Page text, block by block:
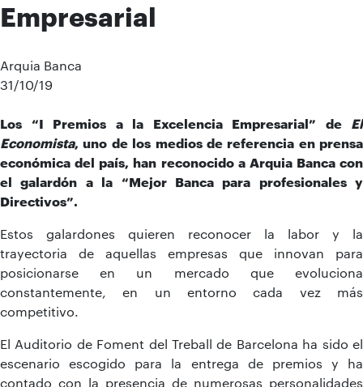
Empresarial
Arquia Banca
31/10/19
Los “I Premios a la Excelencia Empresarial” de El
Economista, uno de los medios de referencia en prensa
económica del país, han reconocido a Arquia Banca con
el galardón a la “Mejor Banca para profesionales y
Directivos”.
Estos galardones quieren reconocer la labor y la
trayectoria de aquellas empresas que innovan para
posicionarse en un mercado que evoluciona
constantemente, en un entorno cada vez más
competitivo.
El Auditorio de Foment del Treball de Barcelona ha sido el
escenario escogido para la entrega de premios y ha
contado con la presencia de numerosas personalidades